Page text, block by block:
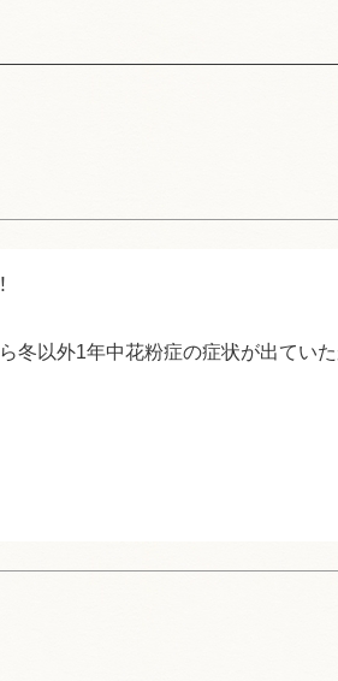
冬以外1年中花粉症の症状が出ていた